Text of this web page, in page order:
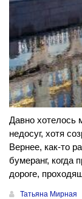
Давно хотелось
недосуг, хотя
Вернее, как-то
бумеранг, когда
дороге,
Татьяна Мирная